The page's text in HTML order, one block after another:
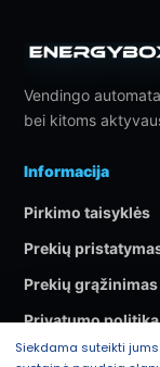
Vendingo
bei kitoms
Informacija
Pirkimo taisyklės
Prekių
Prekių grąžinimas
Privatumo politika
Kontaktai
Siekdama suteikti